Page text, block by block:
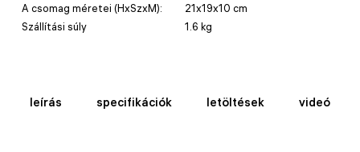
A csomag méretei (HxSzxM):
21x19x10 cm
Szállítási súly
1.6 kg
leírás specifikációk letöltések videó